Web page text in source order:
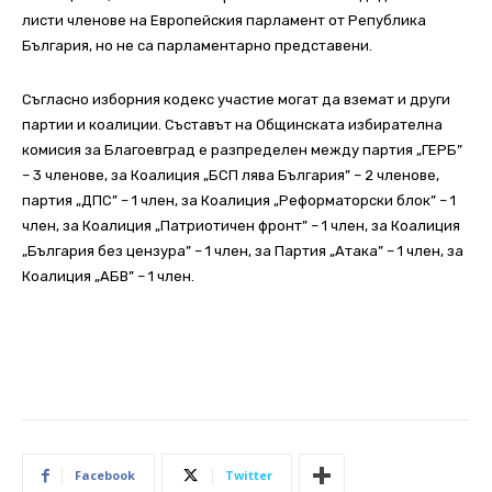
листи членове на Европейския парламент от Република
България, но не са парламентарно представени.
Съгласно изборния кодекс участие могат да вземат и други
партии и коалиции. Съставът на Общинската избирателна
комисия за Благоевград е разпределен между партия „ГЕРБ”
– 3 членове, за Коалиция „БСП лява България” – 2 членове,
партия „ДПС” – 1 член, за Коалиция „Реформаторски блок” – 1
член, за Коалиция „Патриотичен фронт” – 1 член, за Коалиция
„България без цензура” – 1 член, за Партия „Атака” – 1 член, за
Коалиция „АБВ” – 1 член.
Facebook Twitter